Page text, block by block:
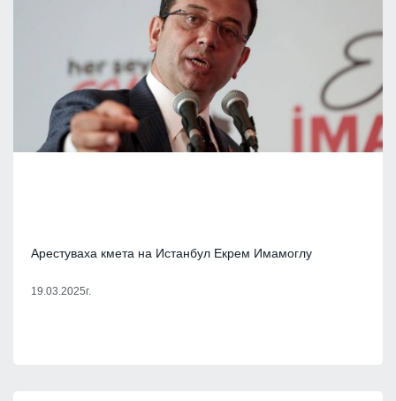
Арестуваха кмета на Истанбул Екрем Имамоглу
19.03.2025г.